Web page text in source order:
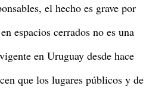
el hecho es grave por
espacios cerrados no es una
en Uruguay desde hace
que los lugares públicos y de